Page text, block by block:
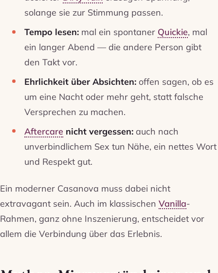
solange sie zur Stimmung passen.
Tempo lesen: mal ein spontaner Quickie, mal
ein langer Abend — die andere Person gibt
den Takt vor.
Ehrlichkeit über Absichten: offen sagen, ob es
um eine Nacht oder mehr geht, statt falsche
Versprechen zu machen.
Aftercare nicht vergessen: auch nach
unverbindlichem Sex tun Nähe, ein nettes Wort
und Respekt gut.
Ein moderner Casanova muss dabei nicht
extravagant sein. Auch im klassischen Vanilla-
Rahmen, ganz ohne Inszenierung, entscheidet vor
allem die Verbindung über das Erlebnis.